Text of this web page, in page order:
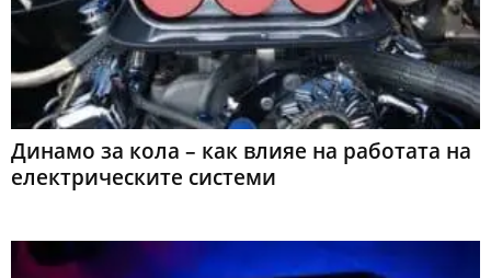
Динамо за кола – как влияе на работата на
електрическите системи